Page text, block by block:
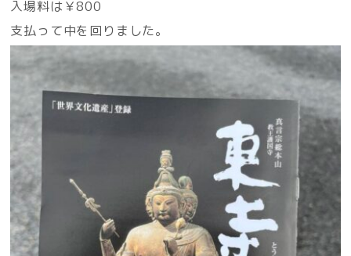
入場料は￥800
支払って中を回りました。